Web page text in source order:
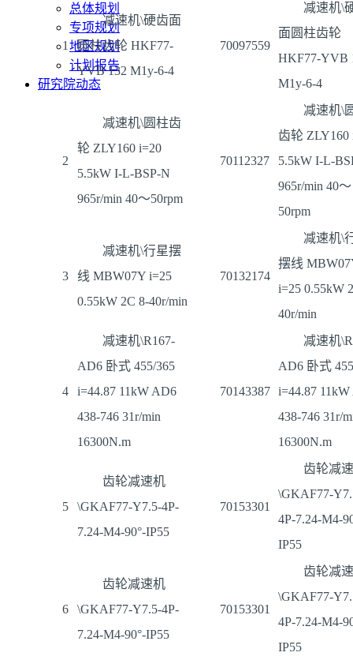
总体规划
专项规划
地区规划
计划报告
研究院动态
1
减速机\硬齿面
圆柱齿轮 HKF77-
YVB 132 M1y-6-4
70097559
减速机\
面圆柱齿轮
HKF77-YVB
M1y-6-4
2
减速机\圆柱齿
轮 ZLY160 i=20
5.5kW I-L-BSP-N
965r/min 40～50rpm
70112327
减速机\
齿轮 ZLY160
5.5kW I-L-
965r/min 40～
50rpm
3
减速机\行星摆
线 MBW07Y i=25
0.55kW 2C 8-40r/min
70132174
减速机\
摆线
i=25 0.55kW
40r/min
4
减速机\R167-
AD6 卧式 455/365
i=44.87 11kW AD6
438-746 31r/min
16300N.m
70143387
减速机
AD6 卧式
i=44.87
438-746 31r/
16300N.m
5
齿轮减速机
\GKAF77-Y7.5-4P-
7.24-M4-90°-IP55
70153301
齿轮减
\GKAF77-
4P-7.24-M4-
IP55
6
齿轮减速机
\GKAF77-Y7.5-4P-
7.24-M4-90°-IP55
70153301
齿轮减
\GKAF77-
4P-7.24-M4-
IP55